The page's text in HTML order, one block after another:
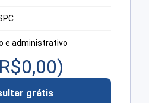
e administrativo
0,00)
grátis